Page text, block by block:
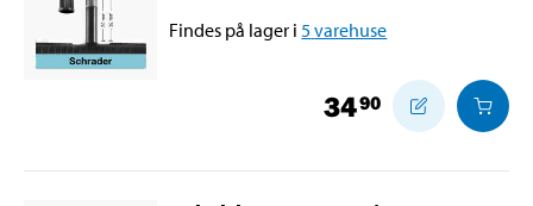
Findes på lager i 5varehuse
3490